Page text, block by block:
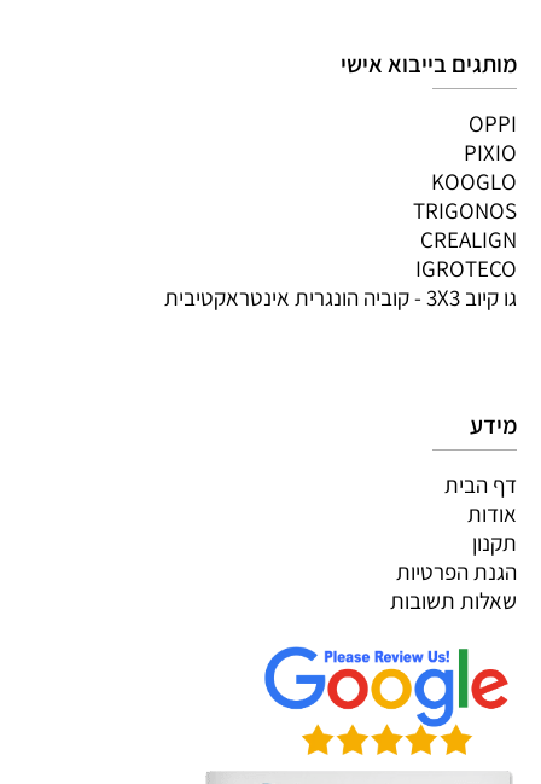
מותגים בייבוא אישי
OPPI
PIXIO
KOOGLO
TRIGONOS
CREALIGN
IGROTECO
גו קיוב 3X3 - קוביה הונגרית אינטראקטיבית
מידע
דף הבית
אודות
תקנון
הגנת הפרטיות
שאלות תשובות